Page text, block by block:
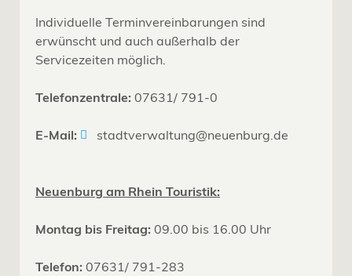
Individuelle Terminvereinbarungen sind
erwünscht und auch außerhalb der
Servicezeiten möglich.
Telefonzentrale: 07631/ 791-0
E-Mail: stadtverwaltung@neuenburg.de
Neuenburg am Rhein Touristik:
Montag bis Freitag: 09.00 bis 16.00 Uhr
Telefon: 07631/ 791-283